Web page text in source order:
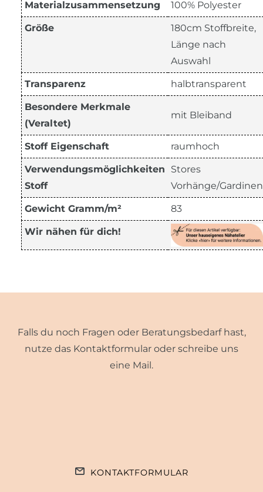
Materialzusammensetzung 100% Polyester
Größe
180cm Stoffbreite,
Länge nach
Auswahl
Transparenz halbtransparent
Besondere Merkmale
(Veraltet)
mit Bleiband
Stoff Eigenschaft raumhoch
Verwendungsmöglichkeiten
Stoff
Stores
Vorhänge/Gardinen
Gewicht Gramm/m² 83
Wir nähen für dich!
Falls du noch Fragen oder Beratungsbedarf hast,
nutze das Kontaktformular oder schreibe uns
eine Mail.
KONTAKTFORMULAR